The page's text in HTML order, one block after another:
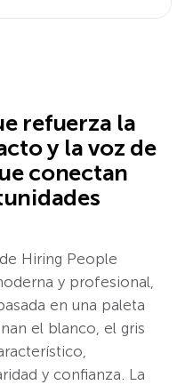
refuerza la
y la voz de
conectan
Hiring People
y profesional,
en una paleta
el blanco, el gris
y confianza. La